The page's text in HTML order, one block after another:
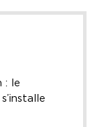
: le